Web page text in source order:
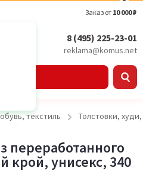
Заказ от 10 000 ₽
8 (495) 225-23-01
reklama@komus.net
текстиль Толстовки,
переработанного
крой, унисекс, 340